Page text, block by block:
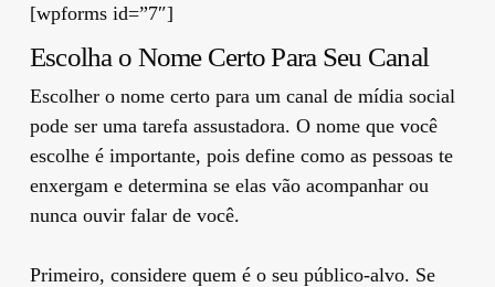
[wpforms id=”7″]
Escolha o Nome Certo Para Seu Canal
Escolher o nome certo para um canal de mídia social
pode ser uma tarefa assustadora. O nome que você
escolhe é importante, pois define como as pessoas te
enxergam e determina se elas vão acompanhar ou
nunca ouvir falar de você.
Primeiro, considere quem é o seu público-alvo. Se